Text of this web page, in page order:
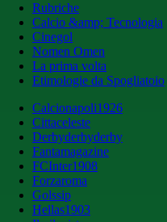
Rubriche
Calcio &amp; Tecnologia
Cinegol
Nomen Omen
La prima volta
Etimologie da Spogliatoio
Calcionapoli1926
Cittaceleste
Derbyderbyderby
Fantamagazine
FCInter1908
Forzaroma
Golssip
Hellas1903